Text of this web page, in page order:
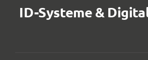
ID-Systeme &